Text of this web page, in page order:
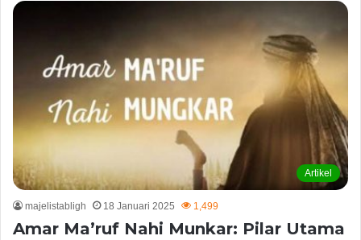
Artikel
majelistabligh 18 Januari 2025 1,499
Amar Ma’ruf Nahi Munkar: Pilar Utama